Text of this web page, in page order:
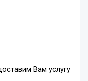
Вам услугу